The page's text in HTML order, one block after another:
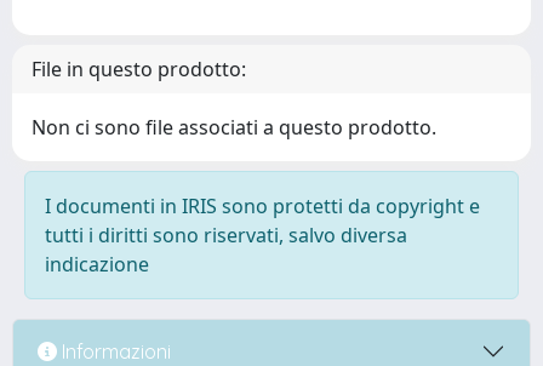
File in questo prodotto:
Non ci sono file associati a questo prodotto.
I documenti in IRIS sono protetti da copyright e
tutti i diritti sono riservati, salvo diversa
indicazione
Informazioni